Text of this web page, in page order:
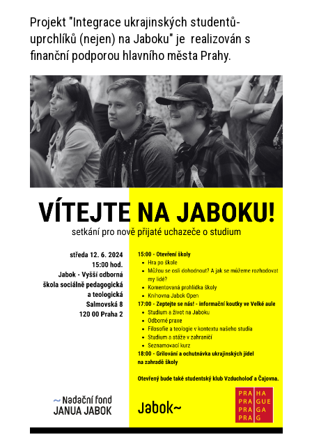
Projekt "Integrace ukrajinských studentů-
uprchlíků (nejen) na Jaboku" je realizován s
finanční podporou hlavního města Prahy.